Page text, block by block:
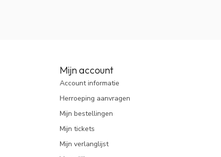
Mijn account
Account informatie
Herroeping aanvragen
Mijn bestellingen
Mijn tickets
Mijn verlanglijst